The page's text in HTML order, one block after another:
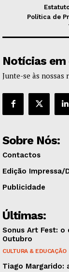
Política de
Notícias em
Junte-se às nossas
Sobre Nós:
Contactos
Edição Impressa/
Publicidade
Últimas:
Sonus Art Fest: o
Outubro
CULTURA & EDUCAÇÃO
Tiago Margarido: